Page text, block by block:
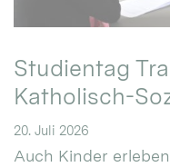
Studientag
Katholisch-
20. Juli 2026
Auch Kinder